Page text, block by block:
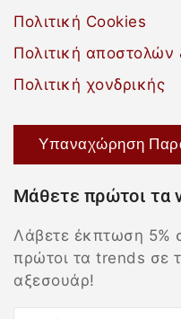
Πολιτική Cookies
Πολιτική αποστολών
Πολιτική χονδρικής
Υπαναχώρηση
Μάθετε πρώτοι τα
Λάβετε έκπτωση 5%
πρώτοι τα trends σε
αξεσουάρ!